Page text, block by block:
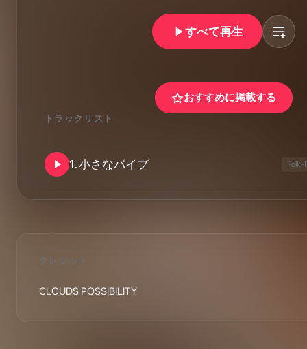
すべて再生
おすすめに掲載する
トラックリスト
1.小さなパイプ Folk-
クレジット
CLOUDS POSSIBILITY